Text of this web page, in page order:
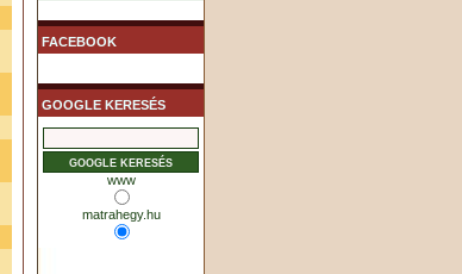
FACEBOOK
GOOGLE KERESÉS
www
matrahegy.hu